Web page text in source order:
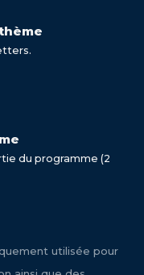
du programme (2
utilisée pour